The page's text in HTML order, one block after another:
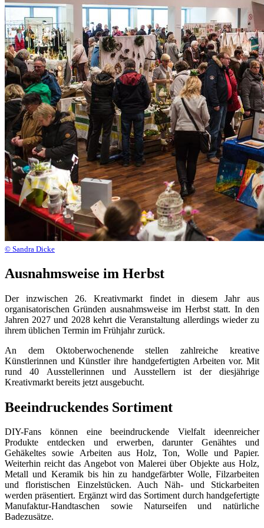
© Sandra Dicke
Ausnahmsweise im Herbst
Der inzwischen 26. Kreativmarkt findet in diesem Jahr aus
organisatorischen Gründen ausnahmsweise im Herbst statt. In den
Jahren 2027 und 2028 kehrt die Veranstaltung allerdings wieder zu
ihrem üblichen Termin im Frühjahr zurück.
An dem Oktoberwochenende stellen zahlreiche kreative
Künstlerinnen und Künstler ihre handgefertigten Arbeiten vor. Mit
rund 40 Ausstellerinnen und Ausstellern ist der diesjährige
Kreativmarkt bereits jetzt ausgebucht.
Beeindruckendes Sortiment
DIY-Fans können eine beeindruckende Vielfalt ideenreicher
Produkte entdecken und erwerben, darunter Genähtes und
Gehäkeltes sowie Arbeiten aus Holz, Ton, Wolle und Papier.
Weiterhin reicht das Angebot von Malerei über Objekte aus Holz,
Metall und Keramik bis hin zu handgefärbter Wolle, Filzarbeiten
und floristischen Einzelstücken. Auch Näh- und Stickarbeiten
werden präsentiert. Ergänzt wird das Sortiment durch handgefertigte
Manufaktur-Handtaschen sowie Naturseifen und natürliche
Badezusätze.